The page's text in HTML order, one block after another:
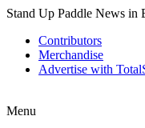
Stand Up Paddle News in
Contributors
Merchandise
Advertise with
Menu